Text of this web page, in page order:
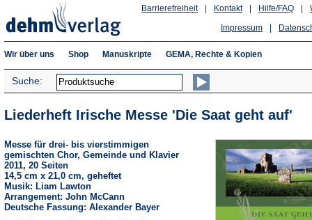
Hilfe/FAQ
Kontakt
Barrierefreiheit
Impressum
Wir über uns Shop Manuskripte GEMA, Rechte & Kopien
Suche:
Liederheft Irische Messe 'Die Saat geht auf'
Messe für drei- bis vierstimmigen
gemischten Chor, Gemeinde und Klavier
2011, 20 Seiten
14,5 cm x 21,0 cm, geheftet
Musik: Liam Lawton
Arrangement: John McCann
Deutsche Fassung: Alexander Bayer